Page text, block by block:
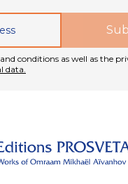
conditions as well as the
data.